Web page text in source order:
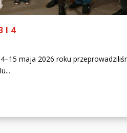
I 4
maja 2026 roku